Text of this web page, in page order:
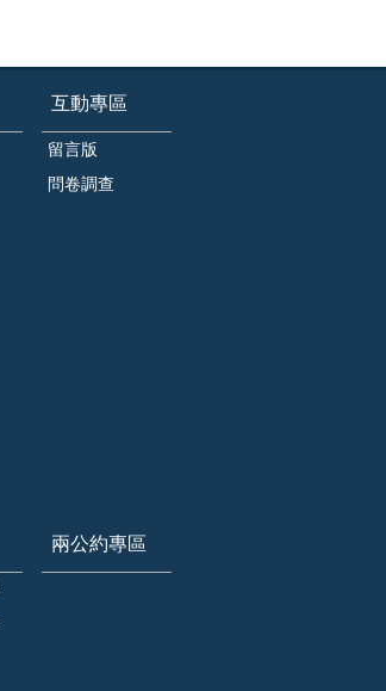
互動專區
留言版
問卷調查
兩公約專區